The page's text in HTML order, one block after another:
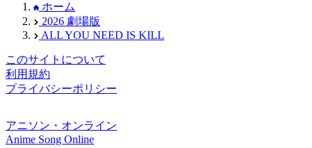
ホーム
2026 劇場版
ALL YOU NEED IS KILL
このサイトについて
利用規約
プライバシーポリシー
アニソン・オンライン
Anime Song Online